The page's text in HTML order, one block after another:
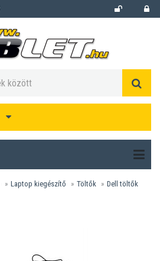
Laptop kiegészítő Töltők Dell töltők